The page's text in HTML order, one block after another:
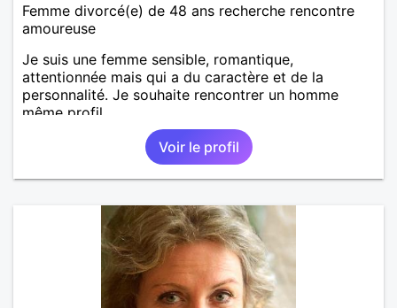
Femme divorcé(e) de 48 ans recherche rencontre
amoureuse
Je suis une femme sensible, romantique,
attentionnée mais qui a du caractère et de la
personnalité. Je souhaite rencontrer un homme
même profil.
Voir le profil